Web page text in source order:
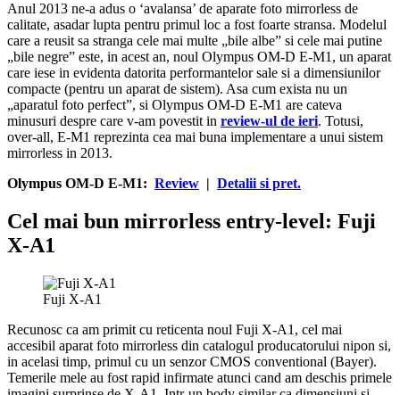
Anul 2013 ne-a adus o ‘avalansa’ de aparate foto mirrorless de
calitate, asadar lupta pentru primul loc a fost foarte stransa. Modelul
care a reusit sa stranga cele mai multe „bile albe” si cele mai putine
„bile negre” este, in acest an, noul Olympus OM-D E-M1, un aparat
care iese in evidenta datorita performantelor sale si a dimensiunilor
compacte (pentru un aparat de sistem). Asa cum exista nu un
„aparatul foto perfect”, si Olympus OM-D E-M1 are cateva
minusuri despre care v-am povestit in review-ul de ieri. Totusi,
over-all, E-M1 reprezinta cea mai buna implementare a unui sistem
mirrorless in 2013.
Olympus OM-D E-M1: Review | Detalii si pret.
Cel mai bun mirrorless entry-level: Fuji
X-A1
Fuji X-A1
Recunosc ca am primit cu reticenta noul Fuji X-A1, cel mai
accesibil aparat foto mirrorless din catalogul producatorului nipon si,
in acelasi timp, primul cu un senzor CMOS conventional (Bayer).
Temerile mele au fost rapid infirmate atunci cand am deschis primele